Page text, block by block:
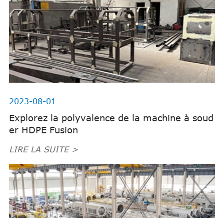
2023-08-01
Explorez la polyvalence de la machine à soud
er HDPE Fusion
LIRE LA SUITE >